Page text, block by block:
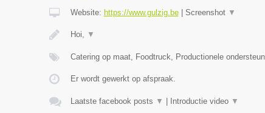
Website: https://www.gulzig.be| Screenshot ▼
Hoi, ▼
Catering op maat, Foodtruck, Productionele
Er wordt gewerkt op afspraak.
Laatste facebook posts ▼ Introductie video ▼